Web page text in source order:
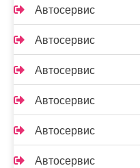
Автосервис
Автосервис
Автосервис
Автосервис
Автосервис
Автосервис